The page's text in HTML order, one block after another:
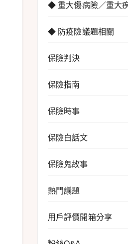
◆ 重大傷病險／重大
◆ 防疫險議題相關
保險判決
保險指南
保險時事
保險白話文
保險鬼故事
熱門議題
用戶評價開箱分享